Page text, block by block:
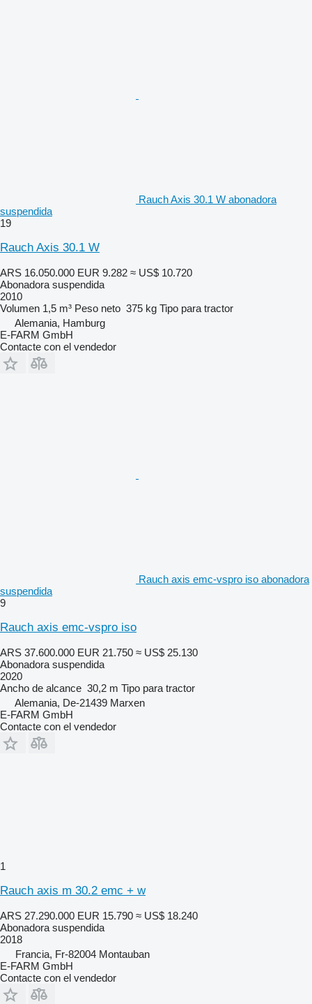
Rauch Axis 30.1 W abonadora
suspendida
19
Rauch Axis 30.1 W
ARS 16.050.000 EUR 9.282 ≈ US$ 10.720
Abonadora suspendida
2010
Volumen 1,5 m³ Peso neto 375 kg Tipo para tractor
Alemania, Hamburg
E-FARM GmbH
Contacte con el vendedor
Rauch axis emc-vspro iso abonadora
suspendida
9
Rauch axis emc-vspro iso
ARS 37.600.000 EUR 21.750 ≈ US$ 25.130
Abonadora suspendida
2020
Ancho de alcance 30,2 m Tipo para tractor
Alemania, De-21439 Marxen
E-FARM GmbH
Contacte con el vendedor
1
Rauch axis m 30.2 emc + w
ARS 27.290.000 EUR 15.790 ≈ US$ 18.240
Abonadora suspendida
2018
Francia, Fr-82004 Montauban
E-FARM GmbH
Contacte con el vendedor